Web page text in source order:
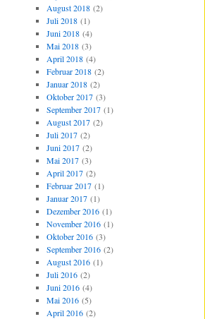
August 2018(2)
Juli 2018(1)
Juni 2018(4)
Mai 2018(3)
April 2018(4)
Februar 2018(2)
Januar 2018(2)
Oktober 2017(3)
September 2017(1)
August 2017(2)
Juli 2017(2)
Juni 2017(2)
Mai 2017(3)
April 2017(2)
Februar 2017(1)
Januar 2017(1)
Dezember 2016(1)
November 2016(1)
Oktober 2016(3)
September 2016(2)
August 2016(1)
Juli 2016(2)
Juni 2016(4)
Mai 2016(5)
April 2016(2)